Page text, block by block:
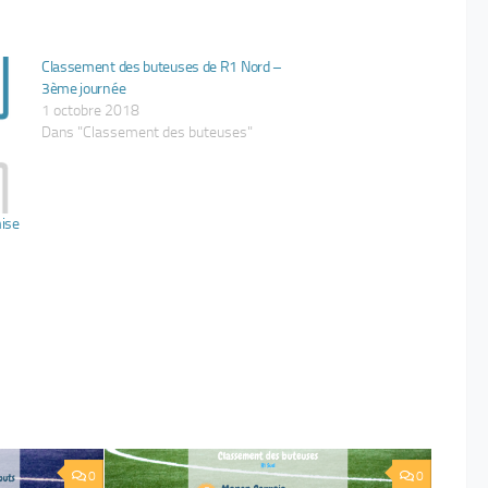
Classement des buteuses de R1 Nord –
3ème journée
1 octobre 2018
Dans "Classement des buteuses"
0 0